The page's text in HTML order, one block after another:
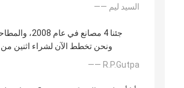
—— السيد ليم
جئنا 4 مصانع في عام
ونحن تخطط الآن لشراء اثنين
—— R.P.Gutpa